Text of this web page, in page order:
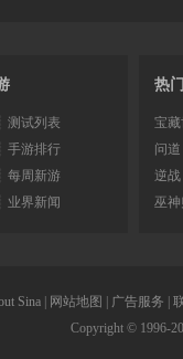
测试列表
手游排行
每周新游
业界新闻
热
宝
问道
逆战
巫
Sina 网站地图 广告服务
Copyright © 1996-